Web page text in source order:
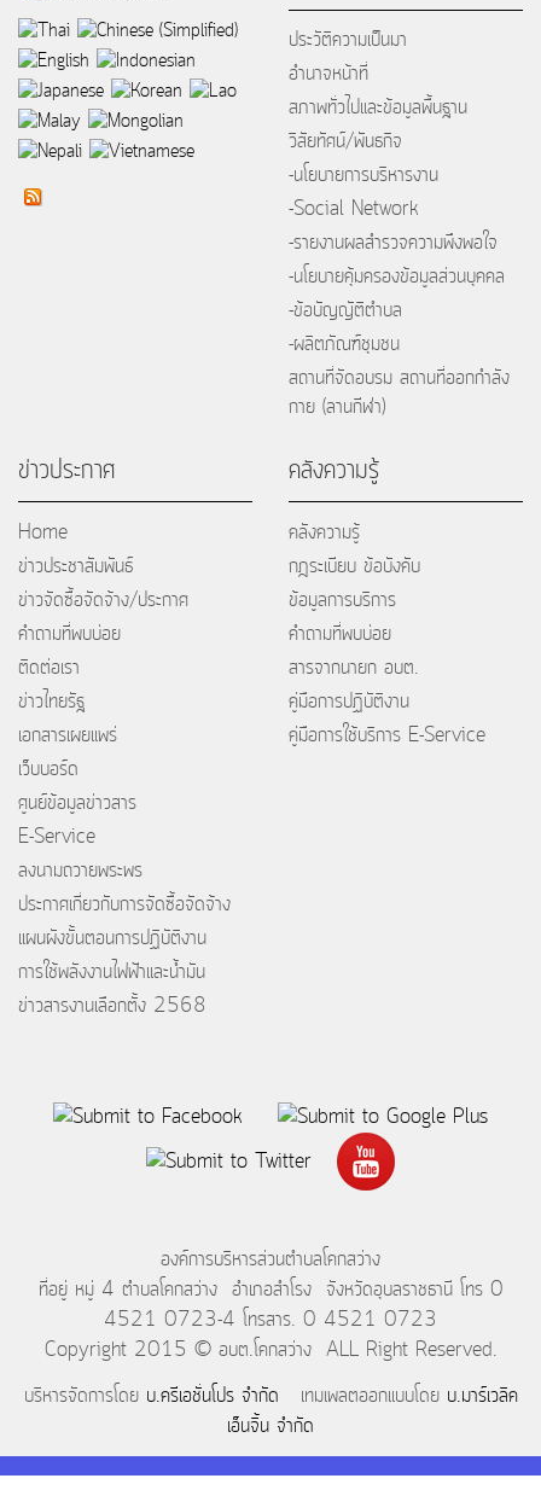
ประวัติความเป็นมา
อำนาจหน้าที่
สภาพทั่วไปและข้อมูลพื้นฐาน
วิสัยทัศน์/พันธกิจ
-นโยบายการบริหารงาน
-Social Network
-รายงานผลสำรวจความพึงพอใจ
-นโยบายคุ้มครองข้อมูลส่วนบุคคล
-ข้อบัญญัติตำบล
-ผลิตภัณฑ์ชุมชน
สถานที่จัดอบรม สถานที่ออกกำลัง
กาย (ลานกีฬา)
ข่าวประกาศ
Home
ข่าวประชาสัมพันธ์
ข่าวจัดซื้อจัดจ้าง/ประกาศ
คำถามที่พบบ่อย
ติดต่อเรา
ข่าวไทยรัฐ
เอกสารเผยแพร่
เว็บบอร์ด
ศูนย์ข้อมูลข่าวสาร
E-Service
ลงนามถวายพระพร
ประกาศเกี่ยวกับการจัดซื้อจัดจ้าง
แผนผังขั้นตอนการปฏิบัติงาน
การใช้พลังงานไฟฟ้าและน้ำมัน
ข่าวสารงานเลือกตั้ง 2568
คลังความรู้
คลังความรู้
กฎระเบียบ ข้อบังคับ
ข้อมูลการบริการ
คำถามที่พบบ่อย
สารจากนายก อบต.
คู่มือการปฏิบัติงาน
คู่มือการใช้บริการ E-Service
องค์การบริหารส่วนตำบลโคกสว่าง
ที่อยู่ หมู่ 4 ตำบลโคกสว่าง อำเภอสำโรง จังหวัดอุบลราชธานี โทร 0
4521 0723-4 โทรสาร. 0 4521 0723
Copyright 2015 © อบต.โคกสว่าง ALL Right Reserved.
บริหารจัดการโดยบ.ครีเอชั่นโปร จำกัด เทมเพลตออกแบบโดย บ.มาร์เวลิค
เอ็นจิ้น จำกัด